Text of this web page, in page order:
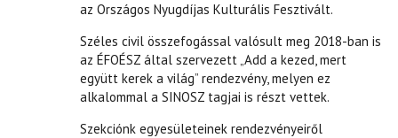
az Országos Nyugdíjas Kulturális Fesztivált.
Széles civil összefogással valósult meg 2018-ban is
az ÉFOÉSZ által szervezett „Add a kezed, mert
együtt kerek a világ” rendezvény, melyen ez
alkalommal a SINOSZ tagjai is részt vettek.
Szekciónk egyesületeinek rendezvényeiről